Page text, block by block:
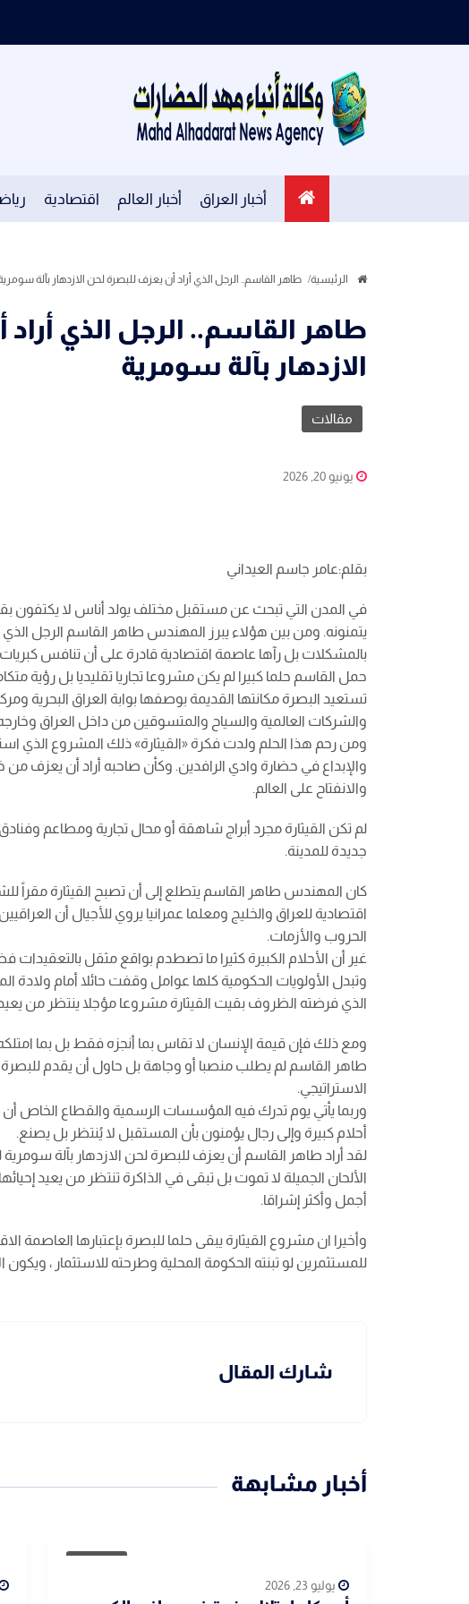
أخبار العراق أخبار العالم اقتصادية
الرئيسية طاهر القاسم.. الرجل الذي أراد أن يعزف للبصرة لحن الازدهار بآلة
طاهر القاسم.. الرجل الذي
الازدهار بآلة سومرية
مقالات
يونيو 20, 2026
بقلم:عامر جاسم العيداني
في المدن التي تبحث عن مستقبل مختلف يولد أناس لا يكتفون
يتمنونه. ومن بين هؤلاء يبرز المهندس طاهر القاسم الرجل
بالمشكلات بل رآها عاصمة اقتصادية قادرة على أن تنافس
حمل القاسم حلما كبيرا لم يكن مشروعا تجاريا تقليديا بل رؤية
تستعيد البصرة مكانتها القديمة بوصفها بوابة العراق البحرية
والشركات العالمية والسياح والمتسوقين من داخل العراق
ومن رحم هذا الحلم ولدت فكرة «القيثارة» ذلك المشروع الذي
والإبداع في حضارة وادي الرافدين. وكأن صاحبه أراد أن يعزف من
والانفتاح على العالم.
لم تكن القيثارة مجرد أبراج شاهقة أو محال تجارية ومطاعم
جديدة للمدينة.
كان المهندس طاهر القاسم يتطلع إلى أن تصبح القيثارة مقراً
اقتصادية للعراق والخليج ومعلما عمرانيا يروي للأجيال أن
الحروب والأزمات.
غير أن الأحلام الكبيرة كثيرا ما تصطدم بواقع مثقل
وتبدل الأولويات الحكومية كلها عوامل وقفت حائلا أمام ولادة
الذي فرضته الظروف بقيت القيثارة مشروعا مؤجلا ينتظر من يعيد
ومع ذلك فإن قيمة الإنسان لا تقاس بما أنجزه فقط بل بما
طاهر القاسم لم يطلب منصبا أو وجاهة بل حاول أن يقدم للبصرة
الاستراتيجي.
وربما يأتي يوم تدرك فيه المؤسسات الرسمية والقطاع الخاص
أحلام كبيرة وإلى رجال يؤمنون بأن المستقبل لا يُنتظر بل يصنع.
لقد أراد طاهر القاسم أن يعزف للبصرة لحن الازدهار بآلة
الألحان الجميلة لا تموت بل تبقى في الذاكرة تنتظر من يعيد
أجمل وأكثر إشراقا.
وأخيرا ان مشروع القيثارة يبقى حلما للبصرة بإعتبارها العاصمة
للمستثمرين لو تبنته الحكومة المحلية وطرحته للاستثمار ، ويكون
شارك المقال
أخبار مشابهة
يوليو 23, 2026